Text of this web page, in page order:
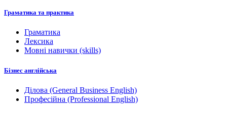
Граматика та практика
Граматика
Лексика
Мовні навички (skills)
Бізнес англійська
Ділова (General Business English)
Професійна (Professional English)